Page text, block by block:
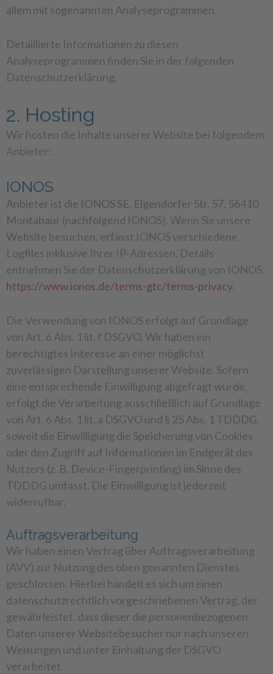
allem mit sogenannten Analyseprogrammen.
Detaillierte Informationen zu diesen
Analyseprogrammen finden Sie in der folgenden
Datenschutzerklärung.
2. Hosting
Wir hosten die Inhalte unserer Website bei folgendem
Anbieter:
IONOS
Anbieter ist die IONOS SE, Elgendorfer Str. 57, 56410
Montabaur (nachfolgend IONOS). Wenn Sie unsere
Website besuchen, erfasst IONOS verschiedene
Logfiles inklusive Ihrer IP-Adressen. Details
entnehmen Sie der Datenschutzerklärung von IONOS:
https://www.ionos.de/terms-gtc/terms-privacy.
Die Verwendung von IONOS erfolgt auf Grundlage
von Art. 6 Abs. 1 lit. f DSGVO. Wir haben ein
berechtigtes Interesse an einer möglichst
zuverlässigen Darstellung unserer Website. Sofern
eine entsprechende Einwilligung abgefragt wurde,
erfolgt die Verarbeitung ausschließlich auf Grundlage
von Art. 6 Abs. 1 lit. a DSGVO und § 25 Abs. 1 TDDDG,
soweit die Einwilligung die Speicherung von Cookies
oder den Zugriff auf Informationen im Endgerät des
Nutzers (z. B. Device-Fingerprinting) im Sinne des
TDDDG umfasst. Die Einwilligung ist jederzeit
widerrufbar.
Auftragsverarbeitung
Wir haben einen Vertrag über Auftragsverarbeitung
(AVV) zur Nutzung des oben genannten Dienstes
geschlossen. Hierbei handelt es sich um einen
datenschutzrechtlich vorgeschriebenen Vertrag, der
gewährleistet, dass dieser die personenbezogenen
Daten unserer Websitebesucher nur nach unseren
Weisungen und unter Einhaltung der DSGVO
verarbeitet.